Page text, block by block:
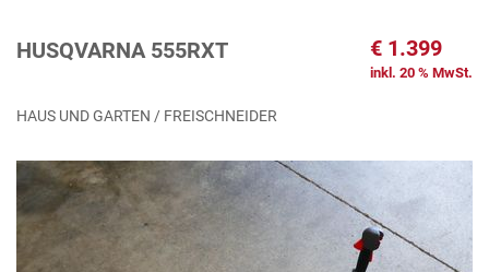
HUSQVARNA 555RXT € 1.399
inkl. 20 % MwSt.
HAUS UND GARTEN / FREISCHNEIDER